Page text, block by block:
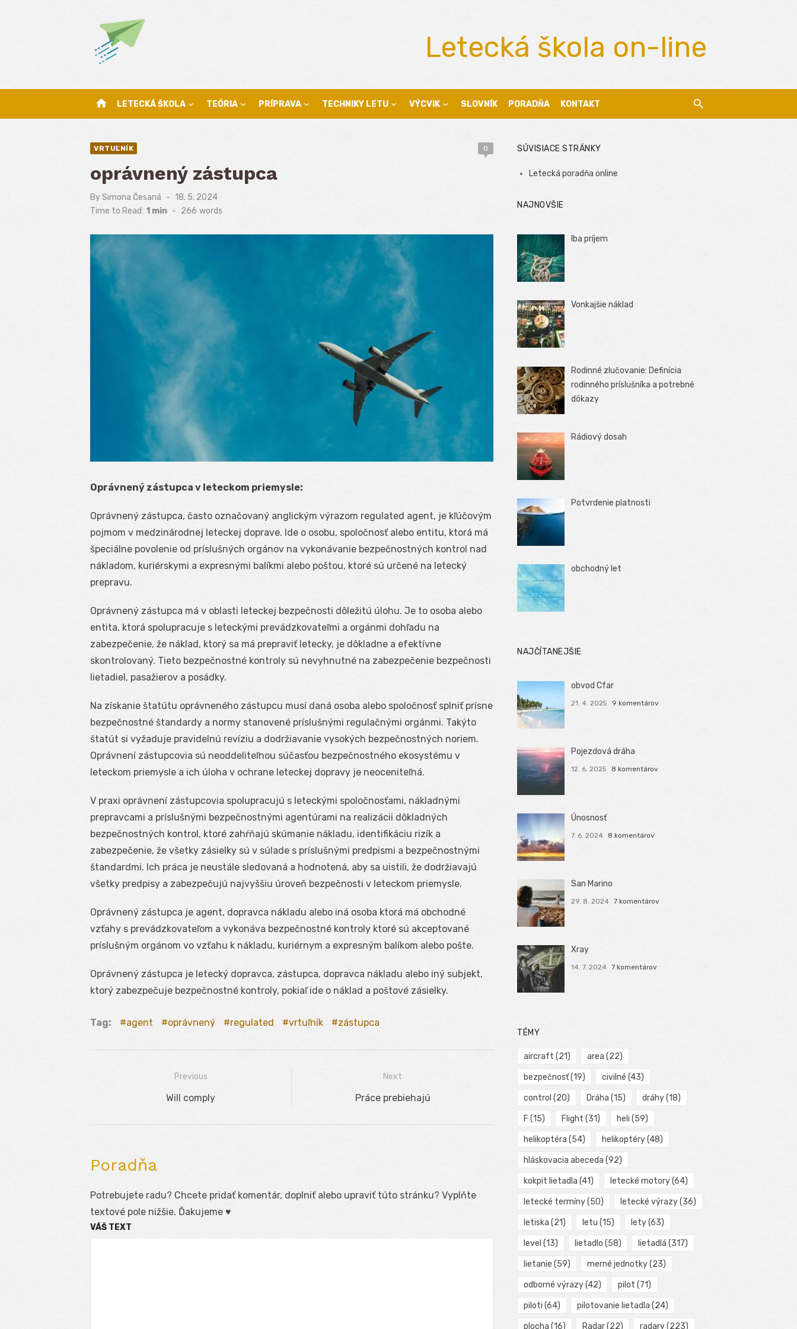
Letecká škola on-line
home LETECKÁ ŠKOLA TEÓRIA PRÍPRAVA TECHNIKY LETU VÝCVIK SLOVNÍK PORADŇA KONTAKT
VRTUĽNÍK 0
oprávnený zástupca
BySimona Česaná
Posted
on
18. 5. 2024
Time to Read: 1 min - 266 words
Oprávnený zástupca v leteckom priemysle:
Oprávnený zástupca, často označovaný anglickým výrazom regulated agent, je kľúčovým
pojmom v medzinárodnej leteckej doprave. Ide o osobu, spoločnosť alebo entitu, ktorá má
špeciálne povolenie od príslušných orgánov na vykonávanie bezpečnostných kontrol nad
nákladom, kuriérskymi a expresnými balíkmi alebo poštou, ktoré sú určené na letecký
prepravu.
Oprávnený zástupca má v oblasti leteckej bezpečnosti dôležitú úlohu. Je to osoba alebo
entita, ktorá spolupracuje s leteckými prevádzkovateľmi a orgánmi dohľadu na
zabezpečenie, že náklad, ktorý sa má prepraviť letecky, je dôkladne a efektívne
skontrolovaný. Tieto bezpečnostné kontroly sú nevyhnutné na zabezpečenie bezpečnosti
lietadiel, pasažierov a posádky.
Na získanie štatútu oprávneného zástupcu musí daná osoba alebo spoločnosť splniť prísne
bezpečnostné štandardy a normy stanovené príslušnými regulačnými orgánmi. Takýto
štatút si vyžaduje pravidelnú revíziu a dodržiavanie vysokých bezpečnostných noriem.
Oprávnení zástupcovia sú neoddeliteľnou súčasťou bezpečnostného ekosystému v
leteckom priemysle a ich úloha v ochrane leteckej dopravy je neoceniteľná.
V praxi oprávnení zástupcovia spolupracujú s leteckými spoločnosťami, nákladnými
prepravcami a príslušnými bezpečnostnými agentúrami na realizácii dôkladných
bezpečnostných kontrol, ktoré zahŕňajú skúmanie nákladu, identifikáciu rizík a
zabezpečenie, že všetky zásielky sú v súlade s príslušnými predpismi a bezpečnostnými
štandardmi. Ich práca je neustále sledovaná a hodnotená, aby sa uistili, že dodržiavajú
všetky predpisy a zabezpečujú najvyššiu úroveň bezpečnosti v leteckom priemysle.
Oprávnený zástupca je agent, dopravca nákladu alebo iná osoba ktorá má obchodné
vzťahy s prevádzkovateľom a vykonáva bezpečnostné kontroly ktoré sú akceptované
príslušným orgánom vo vzťahu k nákladu, kuriérnym a expresným balíkom alebo pošte.
Oprávnený zástupca je letecký dopravca, zástupca, dopravca nákladu alebo iný subjekt,
ktorý zabezpečuje bezpečnostné kontroly, pokiaľ ide o náklad a poštové zásielky.
Tag: agent oprávnený regulated vrtuľník zástupca
Previous
Previous
Will comply
Next
Next
Práce prebiehajú
Poradňa
Potrebujete radu? Chcete pridať komentár, doplniť alebo upraviť túto stránku? Vyplňte
textové pole nižšie. Ďakujeme ♥
VÁŠ TEXT
SÚVISIACE STRÁNKY
Letecká poradňa online
NAJNOVŠIE
Iba príjem
Vonkajšie náklad
Rodinné zlučovanie: Definícia
rodinného príslušníka a potrebné
dôkazy
Rádiový dosah
Potvrdenie platnosti
obchodný let
NAJČÍTANEJŠIE
obvod Cfar
21. 4. 2025 9 komentárov
Pojezdová dráha
12. 6. 2025 8 komentárov
Únosnosť
7. 6. 2024 8 komentárov
San Marino
29. 8. 2024 7 komentárov
Xray
14. 7. 2024 7 komentárov
TÉMY
aircraft (21) area (22)
bezpečnosť(19) civilné (43)
control (20) Dráha (15) dráhy(18)
F (15) Flight (31) heli (59)
helikoptéra (54) helikoptéry(48)
hláskovacia abeceda (92)
kokpit lietadla (41) letecké motory(64)
letecké termíny(50) letecké výrazy(36)
letiska (21) letu (15) lety(63)
level (13) lietadlo (58) lietadlá (317)
lietanie (59) merné jednotky(23)
odborné výrazy(42) pilot (71)
piloti (64) pilotovanie lietadla (24)
plocha (16) Radar(22) radary(223)